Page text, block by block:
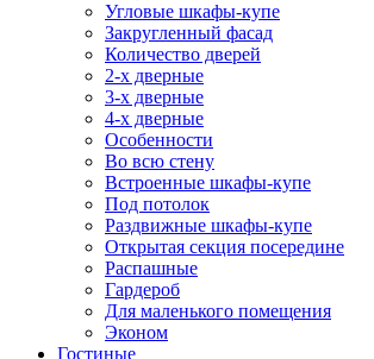
Угловые шкафы-купе
Закругленный фасад
Количество дверей
2-х дверные
3-х дверные
4-х дверные
Особенности
Во всю стену
Встроенные шкафы-купе
Под потолок
Раздвижные шкафы-купе
Открытая секция посередине
Распашные
Гардероб
Для маленького помещения
Эконом
Гостиные